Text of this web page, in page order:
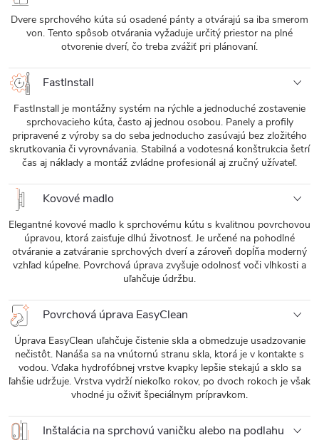
Dvere sprchového kúta sú osadené pánty a otvárajú sa iba smerom
von. Tento spôsob otvárania vyžaduje určitý priestor na plné
otvorenie dverí, čo treba zvážiť pri plánovaní.
FastInstall
FastInstall je montážny systém na rýchle a jednoduché zostavenie
sprchovacieho kúta, často aj jednou osobou. Panely a profily
pripravené z výroby sa do seba jednoducho zasúvajú bez zložitého
skrutkovania či vyrovnávania. Stabilná a vodotesná konštrukcia šetrí
čas aj náklady a montáž zvládne profesionál aj zručný užívateľ.
Kovové madlo
Elegantné kovové madlo k sprchovému kútu s kvalitnou povrchovou
úpravou, ktorá zaisťuje dlhú životnosť. Je určené na pohodlné
otváranie a zatváranie sprchových dverí a zároveň dopĺňa moderný
vzhľad kúpeľne. Povrchová úprava zvyšuje odolnosť voči vlhkosti a
uľahčuje údržbu.
Povrchová úprava EasyClean
Úprava EasyClean uľahčuje čistenie skla a obmedzuje usadzovanie
nečistôt. Nanáša sa na vnútornú stranu skla, ktorá je v kontakte s
vodou. Vďaka hydrofóbnej vrstve kvapky lepšie stekajú a sklo sa
ľahšie udržuje. Vrstva vydrží niekoľko rokov, po dvoch rokoch je však
vhodné ju oživiť špeciálnym prípravkom.
Inštalácia na sprchovú vaničku alebo na podlahu